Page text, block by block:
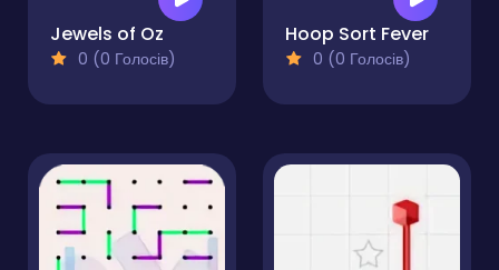
Jewels of Oz
0 (0 Голосів)
Hoop Sort Fever
0 (0 Голосів)